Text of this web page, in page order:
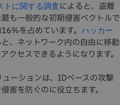
トに関する調査によると、盗難
も一般的な初期侵害ベクトルで
を占めています。 ハッカー
、ネットワーク内の自由に移動
クセスできるようになります。
ーションは、IDベースの攻撃
害を防ぐのに役立ちます。